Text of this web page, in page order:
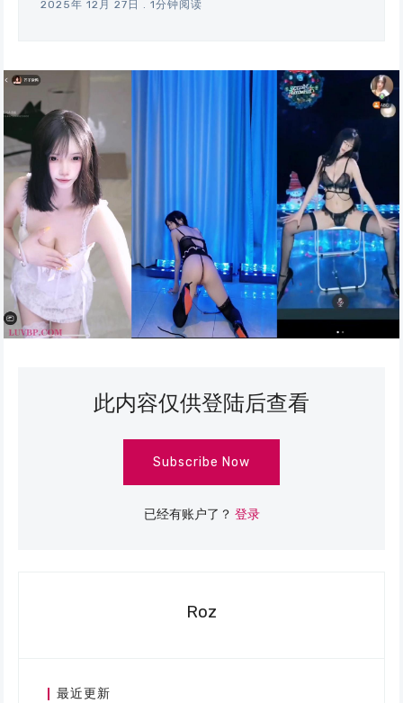
2025年 12月 27日 1分钟阅读
此内容仅供登陆后查看
Subscribe Now
已经有账户了？ 登录
Roz
最近更新